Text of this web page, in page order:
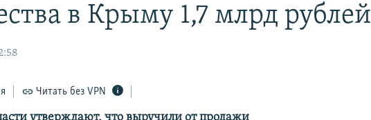
в Крыму 1,7 млрд рублей
Читать без VPN